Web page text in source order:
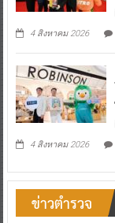
4 สิงหาคม 2026
4 สิงหาคม 2026
ข่าวตำรวจ